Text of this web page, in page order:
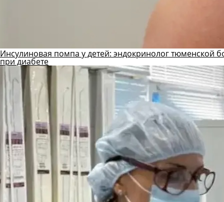
Инсулиновая помпа у детей: эндокринолог тюменской
при диабете